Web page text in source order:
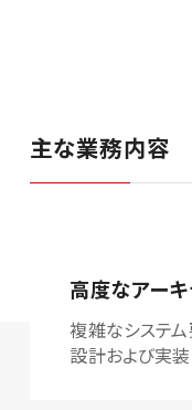
主な業務内容
高度なアー
複雑なシステ
設計および実装